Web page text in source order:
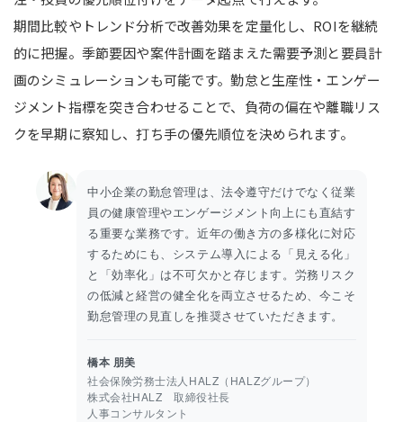
期間比較やトレンド分析で改善効果を定量化し、ROIを継続
的に把握。季節要因や案件計画を踏まえた需要予測と要員計
画のシミュレーションも可能です。勤怠と生産性・エンゲー
ジメント指標を突き合わせることで、負荷の偏在や離職リス
クを早期に察知し、打ち手の優先順位を決められます。
中小企業の勤怠管理は、法令遵守だけでなく従業
員の健康管理やエンゲージメント向上にも直結す
る重要な業務です。近年の働き方の多様化に対応
するためにも、システム導入による「見える化」
と「効率化」は不可欠かと存じます。労務リスク
の低減と経営の健全化を両立させるため、今こそ
勤怠管理の見直しを推奨させていただきます。
橋本 朋美
社会保険労務士法人HALZ（HALZグループ）
株式会社HALZ 取締役社長
人事コンサルタント